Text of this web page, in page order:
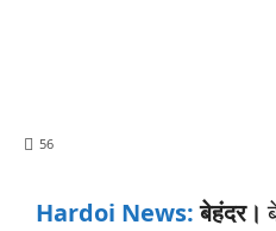
56
Hardoi News: बेहंदर।